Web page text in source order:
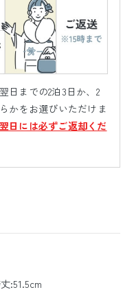
日までの2泊3日か、2
かをお選びいただけま
日には必ずご返却くだ
:51.5cm